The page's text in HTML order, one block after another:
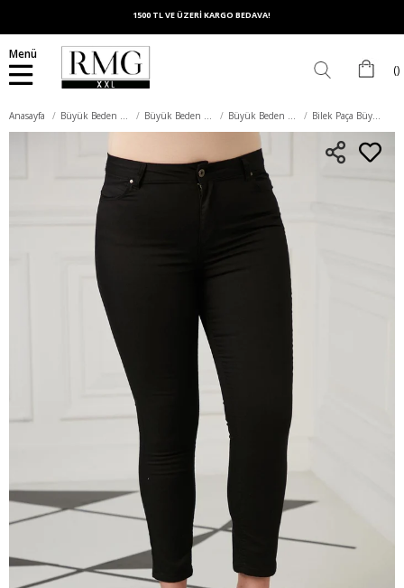
1500 TL VE ÜZERİ KARGO BEDAVA!
Menü
Anasayfa Büyük Beden Alt Giyim Büyük Beden Pantolon Büyük Beden Pamuk Pantolon Bilek Paça Büyük Beden Siyah Battal Pamuk Pantolon